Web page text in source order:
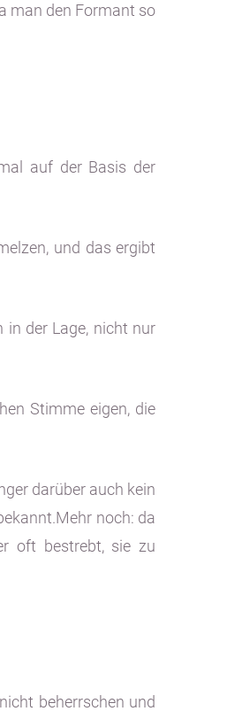
man den Formant so
auf der Basis der
und das ergibt
der Lage, nicht nur
Stimme eigen, die
darüber auch kein
noch: da
oft bestrebt, sie zu
beherrschen und